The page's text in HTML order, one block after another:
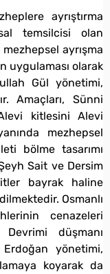
ayrıştırma
temsilcisi olan
mezhepsel ayrışma
uygulaması olarak
Gül yönetimi,
Amaçları, Sünni
kitlesini Alevi
mezhepsel
bölme tasarımı
Sait ve Dersim
bayrak haline
Osmanlı
cenazeleri
düşmanı
Erdoğan yönetimi,
koyarak da